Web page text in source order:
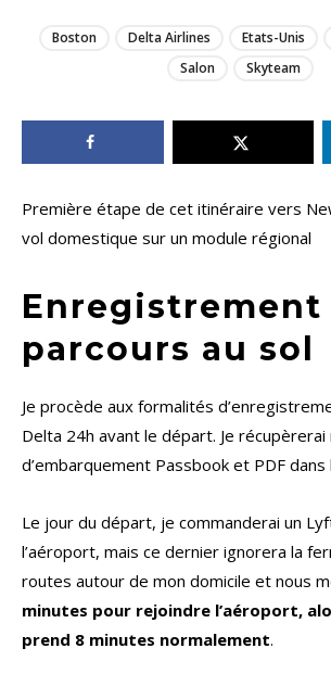
Boston Delta Airlines Etats-Unis
Salon
Skyteam
Première étape de cet itinéraire vers
vol domestique sur un module régional
Enregistrement
parcours au sol
Je procède aux formalités
Delta 24h avant le départ. Je
d’embarquement Passbook et PDF dans
Le jour du départ, je commanderai un
l’aéroport, mais ce dernier ignorera la
routes autour de mon domicile et nous
minutes pour rejoindre l’aéroport,
prend 8 minutes normalement.